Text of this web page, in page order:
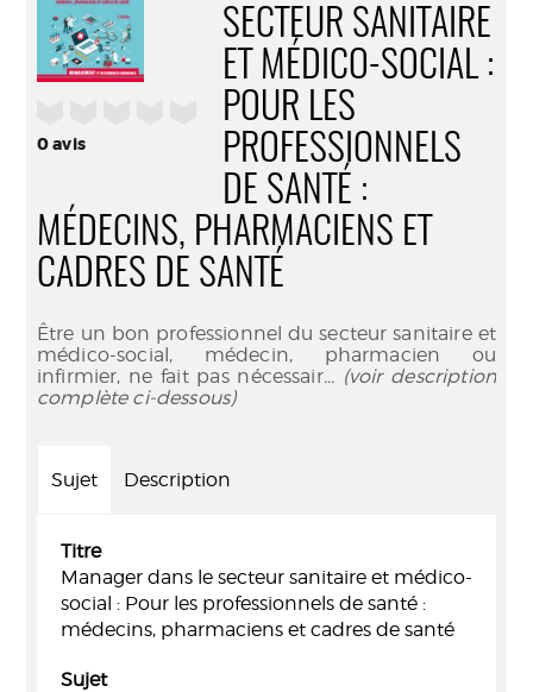
0avis
SECTEUR SANITAIRE
ET MÉDICO-SOCIAL :
POUR LES
PROFESSIONNELS
DE SANTÉ :
MÉDECINS, PHARMACIENS ET
CADRES DE SANTÉ
Être un bon professionnel du secteur sanitaire et
médico-social, médecin, pharmacien ou
infirmier, ne fait pas nécessair... (voir description
complète ci-dessous)
Sujet Description
Titre
Manager dans le secteur sanitaire et médico-
social : Pour les professionnels de santé :
médecins, pharmaciens et cadres de santé
Sujet